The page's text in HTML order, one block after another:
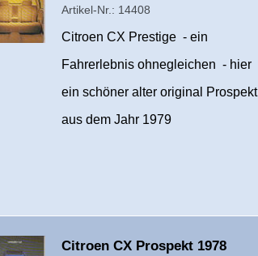
Artikel-Nr.: 14408
Citroen CX Prestige - ein
Fahrerlebnis ohnegleichen - hier
ein schöner alter original Prospekt
aus dem Jahr 1979
Überschrift
Citroen CX Prospekt 1978